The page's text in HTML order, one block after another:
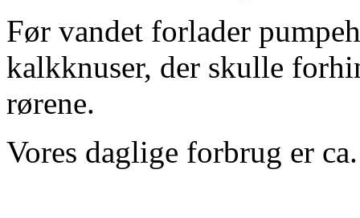
Før vandet forlader
kalkknuser, der skulle
rørene.
Vores daglige forbrug er